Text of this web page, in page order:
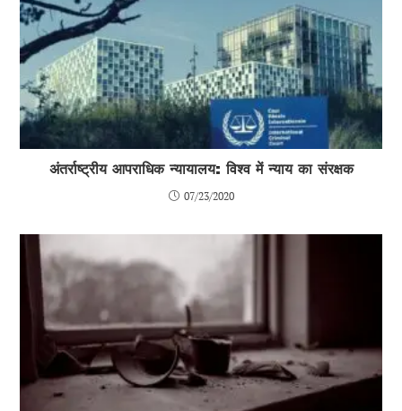
अंतर्राष्ट्रीय आपराधिक न्यायालय: विश्व में न्याय का संरक्षक
07/23/2020